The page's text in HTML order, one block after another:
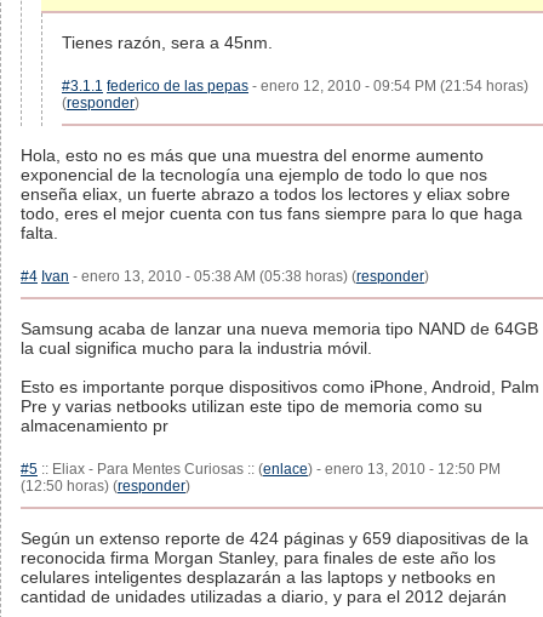
Tienes razón, sera a 45nm.
#3.1.1 federico de las pepas - enero 12, 2010 - 09:54 PM (21:54 horas)
(responder)
Hola, esto no es más que una muestra del enorme aumento
exponencial de la tecnología una ejemplo de todo lo que nos
enseña eliax, un fuerte abrazo a todos los lectores y eliax sobre
todo, eres el mejor cuenta con tus fans siempre para lo que haga
falta.
#4 Ivan - enero 13, 2010 - 05:38 AM (05:38 horas) (responder)
Samsung acaba de lanzar una nueva memoria tipo NAND de 64GB
la cual significa mucho para la industria móvil.
Esto es importante porque dispositivos como iPhone, Android, Palm
Pre y varias netbooks utilizan este tipo de memoria como su
almacenamiento pr
#5 :: Eliax - Para Mentes Curiosas :: (enlace) - enero 13, 2010 - 12:50 PM
(12:50 horas) (responder)
Según un extenso reporte de 424 páginas y 659 diapositivas de la
reconocida firma Morgan Stanley, para finales de este año los
celulares inteligentes desplazarán a las laptops y netbooks en
cantidad de unidades utilizadas a diario, y para el 2012 dejarán